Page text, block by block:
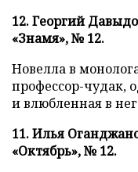
12. Георгий
«Знамя», № 12.
Новелла в
профессор-
и влюбленная в
11. Илья
«Октябрь», № 12.